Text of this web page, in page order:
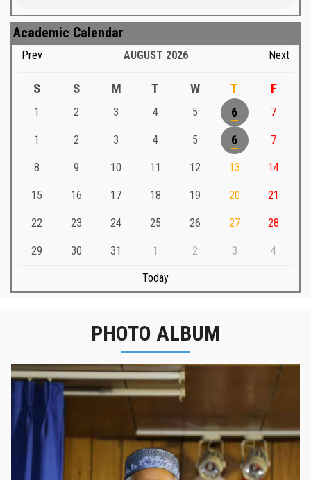
Academic Calendar
Prev AUGUST 2026 Next
S S M T W T F
1 2 3 4 5 6 7
1 2 3 4 5 6 7
8 9 10 11 12 13 14
15 16 17 18 19 20 21
22 23 24 25 26 27 28
29 30 31 1 2 3 4
Today
PHOTO ALBUM